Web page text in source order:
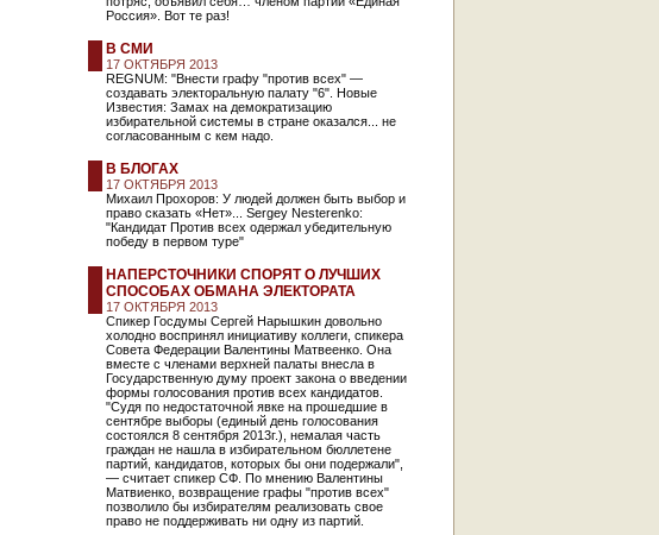
Россия». Вот те раз!
В СМИ
17 ОКТЯБРЯ 2013
REGNUM: "Внести графу "против всех" —
создавать электоральную палату "6". Новые
Известия: Замах на демократизацию
избирательной системы в стране оказался... не
согласованным с кем надо.
В БЛОГАХ
17 ОКТЯБРЯ 2013
Михаил Прохоров: У людей должен быть выбор и
право сказать «Нет»... Sergey Nesterenko:
"Кандидат Против всех одержал убедительную
победу в первом туре"
НАПЕРСТОЧНИКИ СПОРЯТ О ЛУЧШИХ
СПОСОБАХ ОБМАНА ЭЛЕКТОРАТА
17 ОКТЯБРЯ 2013
Спикер Госдумы Сергей Нарышкин довольно
холодно воспринял инициативу коллеги, спикера
Совета Федерации Валентины Матвеенко. Она
вместе с членами верхней палаты внесла в
Государственную думу проект закона о введении
формы голосования против всех кандидатов.
"Судя по недостаточной явке на прошедшие в
сентябре выборы (единый день голосования
состоялся 8 сентября 2013г.), немалая часть
граждан не нашла в избирательном бюллетене
партий, кандидатов, которых бы они подержали",
— считает спикер СФ. По мнению Валентины
Матвиенко, возвращение графы "против всех"
позволило бы избирателям реализовать свое
право не поддерживать ни одну из партий.